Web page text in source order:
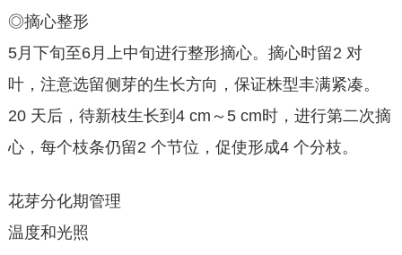
◎摘心整形
5月下旬至6月上中旬进行整形摘心。摘心时留2 对
叶，注意选留侧芽的生长方向，保证株型丰满紧凑。
20 天后，待新枝生长到4 cm～5 cm时，进行第二次摘
心，每个枝条仍留2 个节位，促使形成4 个分枝。
花芽分化期管理
温度和光照